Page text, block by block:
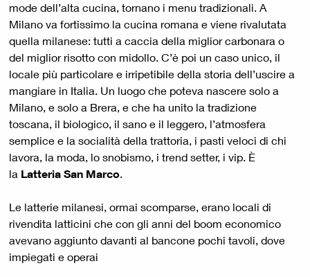
mode dell’alta cucina, tornano i menu tradizionali. A
Milano va fortissimo la cucina romana e viene rivalutata
quella milanese: tutti a caccia della miglior carbonara o
del miglior risotto con midollo. C’è poi un caso unico, il
locale più particolare e irripetibile della storia dell’uscire a
mangiare in Italia. Un luogo che poteva nascere solo a
Milano, e solo a Brera, e che ha unito la tradizione
toscana, il biologico, il sano e il leggero, l’atmosfera
semplice e la socialità della trattoria, i pasti veloci di chi
lavora, la moda, lo snobismo, i trend setter, i vip. È
la Latteria San Marco.
Le latterie milanesi, ormai scomparse, erano locali di
rivendita latticini che con gli anni del boom economico
avevano aggiunto davanti al bancone pochi tavoli, dove
impiegati e operai